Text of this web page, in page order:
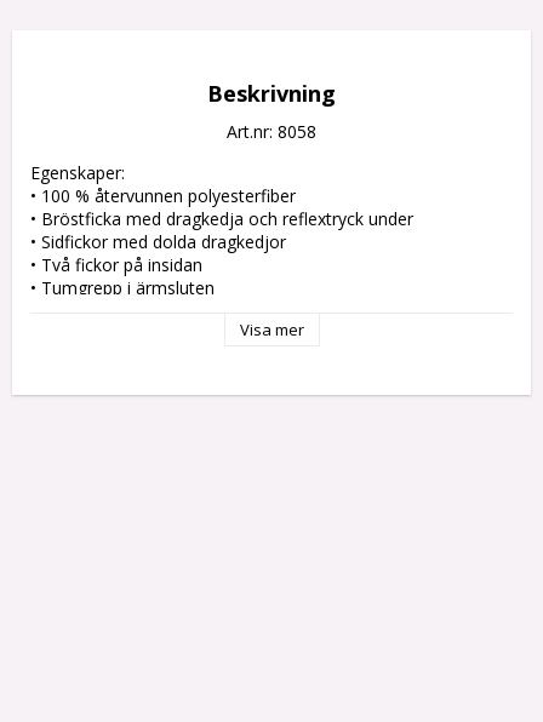
Beskrivning
Art.nr: 8058
Egenskaper:
• 100 % återvunnen polyesterfiber
• Bröstficka med dragkedja och reflextryck under
• Sidfickor med dolda dragkedjor
• Två fickor på insidan
• Tumgrepp i ärmsluten
återvunnen polyester, 256 g/m². Foder i ficka: 100 %
Visa mer